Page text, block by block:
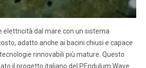
elettricità dal mare con un sistema
adatto anche ai bacini chiusi e capace
rinnovabili più mature. Questo
il progetto italiano del PEndulum Wave